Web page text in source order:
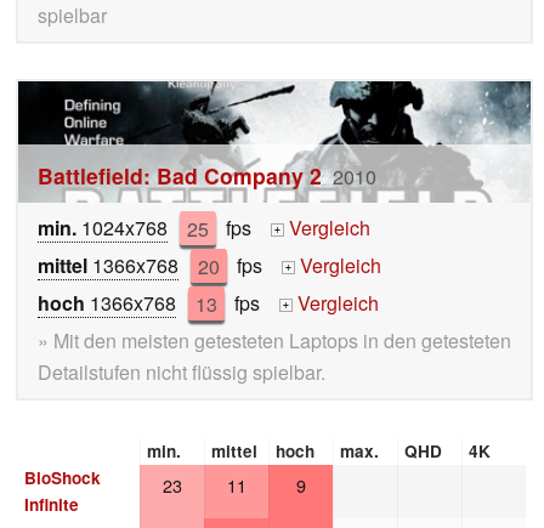
spielbar
Battlefield: Bad Company 2 2010
min. 1024x768 25 fps +
Vergleich
mittel 1366x768 20 fps +
Vergleich
hoch 1366x768 13 fps +
Vergleich
» Mit den meisten getesteten Laptops in den getesteten
Detailstufen nicht flüssig spielbar.
min. mittel hoch max. QHD
4K
BioShock
Infinite
23 11 9